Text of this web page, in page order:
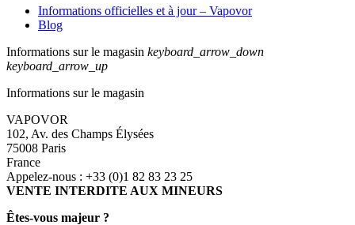
Informations officielles et à jour – Vapovor
Blog
Informations sur le magasin keyboard_arrow_down
keyboard_arrow_up
Informations sur le magasin
VAPOVOR
102, Av. des Champs Élysées
75008 Paris
France
Appelez-nous : +33 (0)1 82 83 23 25
VENTE INTERDITE AUX MINEURS
Êtes-vous majeur ?